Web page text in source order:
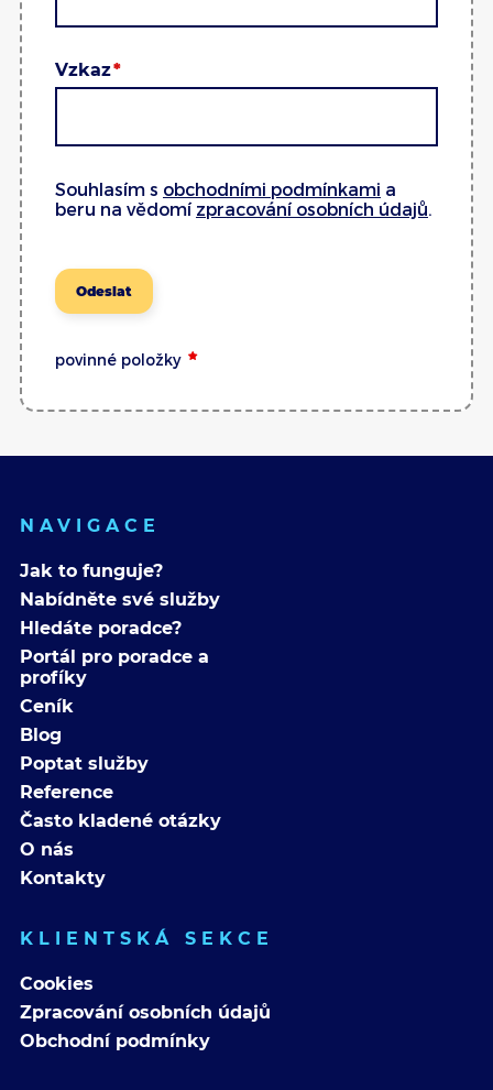
Vzkaz
Souhlasím s obchodními podmínkami a
beru na vědomí zpracování osobních údajů
Odeslat
povinné položky
NAVIGACE
Jak to funguje?
Nabídněte své služby
Hledáte poradce?
Portál pro poradce a
profíky
Ceník
Blog
Poptat služby
Reference
Často kladené otázky
O nás
Kontakty
KLIENTSKÁ SEKCE
Cookies
Zpracování osobních údajů
Obchodní podmínky